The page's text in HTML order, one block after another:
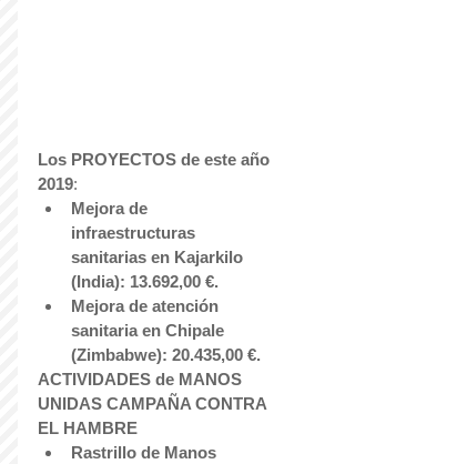
Los PROYECTOS de este año
2019:
Mejora de
infraestructuras
sanitarias en Kajarkilo
(India): 13.692,00 €.
Mejora de atención
sanitaria en Chipale
(Zimbabwe): 20.435,00 €.
ACTIVIDADES de MANOS
UNIDAS CAMPAÑA CONTRA
EL HAMBRE
Rastrillo de Manos